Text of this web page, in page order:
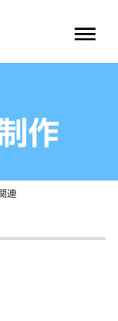
dehaze
作
連